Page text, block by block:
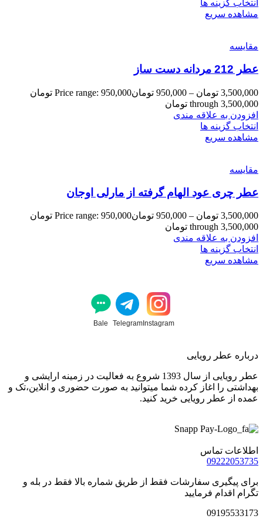
انتخاب گزینه ها
مشاهده سریع
مقایسه
عطر 212 مردانه دست ساز
3,500,000 تومان –
950,000 تومان
Price range: 950,000 تومان
through 3,500,000 تومان
افزودن به علاقه مندی
انتخاب گزینه ها
مشاهده سریع
مقایسه
عطر چری عود الهام گرفته از مارلی اوجان
3,500,000 تومان –
950,000 تومان
Price range: 950,000 تومان
through 3,500,000 تومان
افزودن به علاقه مندی
انتخاب گزینه ها
مشاهده سریع
Instagram
Telegram
Bale
درباره عطر رویایی
عطر رویایی از سال 1393 شروع به فعالیت در زمینه ارایشی و
بهداشتی را اغاز کرده شما میتوانید به صورت حضوری و انلاین،تک و
عمده از عطر رویایی خرید کنید.
اطلاعات تماس
09222053735
برای پیگیری سفارشات فقط از طریق شماره بالا فقط در بله و
تگرام اقدام فرمایید
09195533173